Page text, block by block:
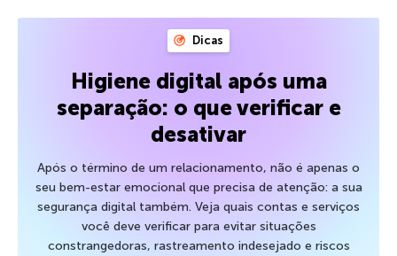
Dicas
Higiene digital após uma
separação: o que verificar e
desativar
Após o término de um relacionamento, não é apenas o
seu bem-estar emocional que precisa de atenção: a sua
segurança digital também. Veja quais contas e serviços
você deve verificar para evitar situações
constrangedoras, rastreamento indesejado e riscos